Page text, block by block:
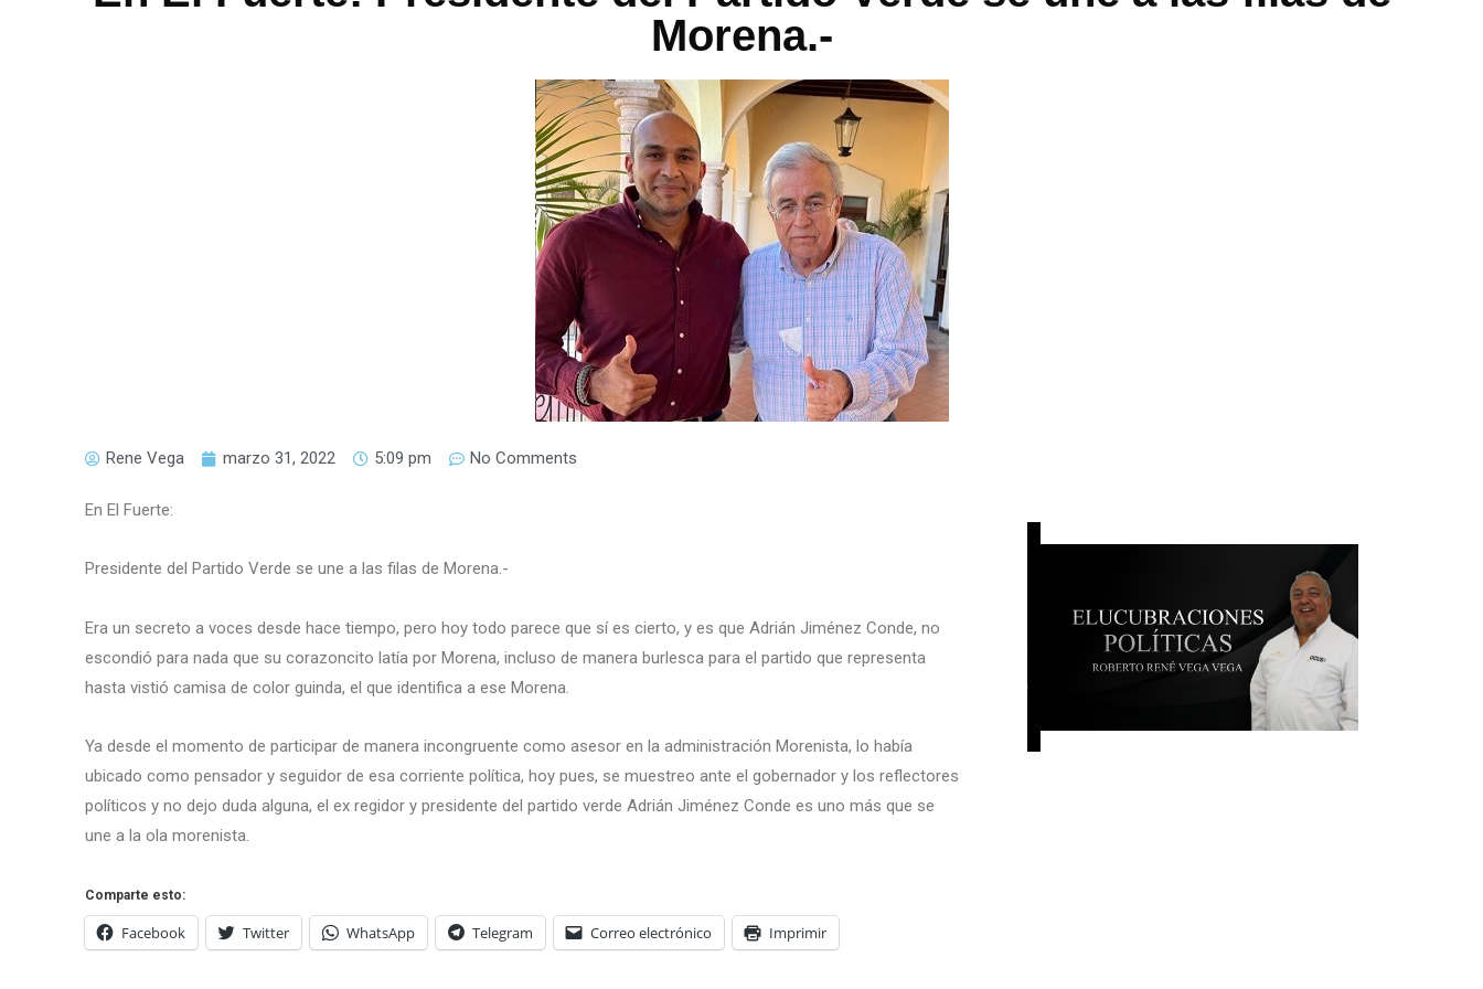
Morena.-
Rene Vega marzo 31, 2022 5:09 pm No Comments
En El Fuerte:
Presidente del Partido Verde se une a las filas de Morena.-
Era un secreto a voces desde hace tiempo, pero hoy todo parece que sí es cierto, y es que Adrián Jiménez Conde, no
escondió para nada que su corazoncito latía por Morena, incluso de manera burlesca para el partido que representa
hasta vistió camisa de color guinda, el que identifica a ese Morena.
Ya desde el momento de participar de manera incongruente como asesor en la administración Morenista, lo había
ubicado como pensador y seguidor de esa corriente política, hoy pues, se muestreo ante el gobernador y los reflectores
políticos y no dejo duda alguna, el ex regidor y presidente del partido verde Adrián Jiménez Conde es uno más que se
une a la ola morenista.
Comparte esto:
Facebook Twitter WhatsApp Telegram Correo electrónico Imprimir